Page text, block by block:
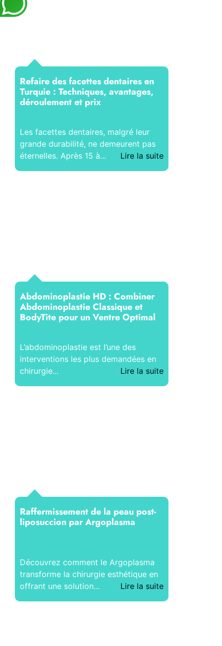
Refaire des facettes dentaires en
Turquie : Techniques, avantages,
déroulement et prix
Les facettes dentaires, malgré leur
grande durabilité, ne demeurent pas
éternelles. Après 15 à...
Lire la suite
Abdominoplastie HD : Combiner
Abdominoplastie Classique et
BodyTite pour un Ventre Optimal
L’abdominoplastie est l’une des
interventions les plus demandées en
chirurgie...
Lire la suite
Raffermissement de la peau post-
liposuccion par Argoplasma
Découvrez comment le Argoplasma
transforme la chirurgie esthétique en
offrant une solution...
Lire la suite